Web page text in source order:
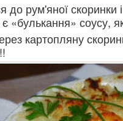
до рум'яної скоринки
є «булькання» соусу,
картопляну